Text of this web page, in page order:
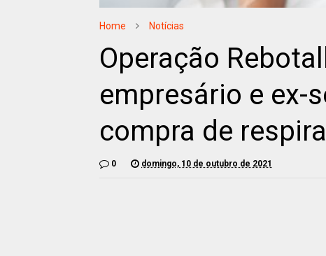
Home Notícias
Operação
empresário e ex-
compra de
0 domingo, 10 de outubro de 2021